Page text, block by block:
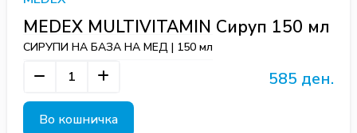
MEDEX MULTIVITAMIN Сируп 150 мл
СИРУПИ НА БАЗА НА МЕД | 150 мл
585 ден.
Во кошничка